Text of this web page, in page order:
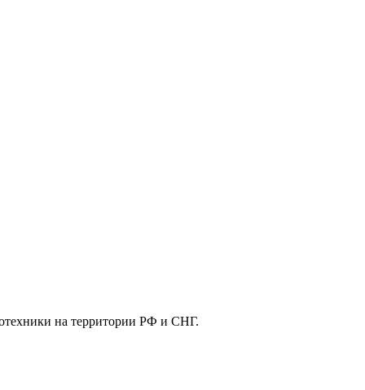
на территории РФ и СНГ.